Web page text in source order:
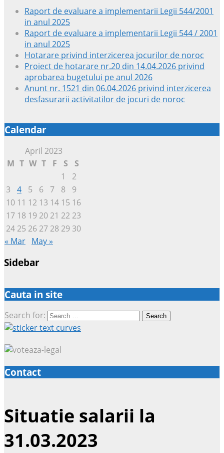
Raport de evaluare a implementarii Legii 544/2001
in anul 2025
Raport de evaluare a implementarii Legii 544 / 2001
in anul 2025
Hotarare privind interzicerea jocurilor de noroc
Proiect de hotarare nr.20 din 14.04.2026 privind
aprobarea bugetului pe anul 2026
Anunt nr. 1521 din 06.04.2026 privind interzicerea
desfasurarii activitatilor de jocuri de noroc
Calendar
April 2023
M T W T F S
S
1
2
3
4 5 6 7 8
9
10 11 12 13 14 15 16
17 18 19 20 21 22 23
24 25 26 27 28 29 30
« Mar May »
Sidebar
Cauta in site
Search for:
Contact
Situatie salarii la
31.03.2023